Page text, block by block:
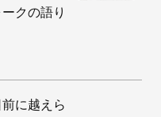
クの語り
に越えら